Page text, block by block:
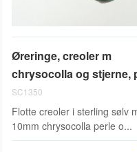
Øreringe, creoler m
chrysocolla og stjerne,
SC1350
Flotte creoler i sterling sølv
10mm chrysocolla perle o...